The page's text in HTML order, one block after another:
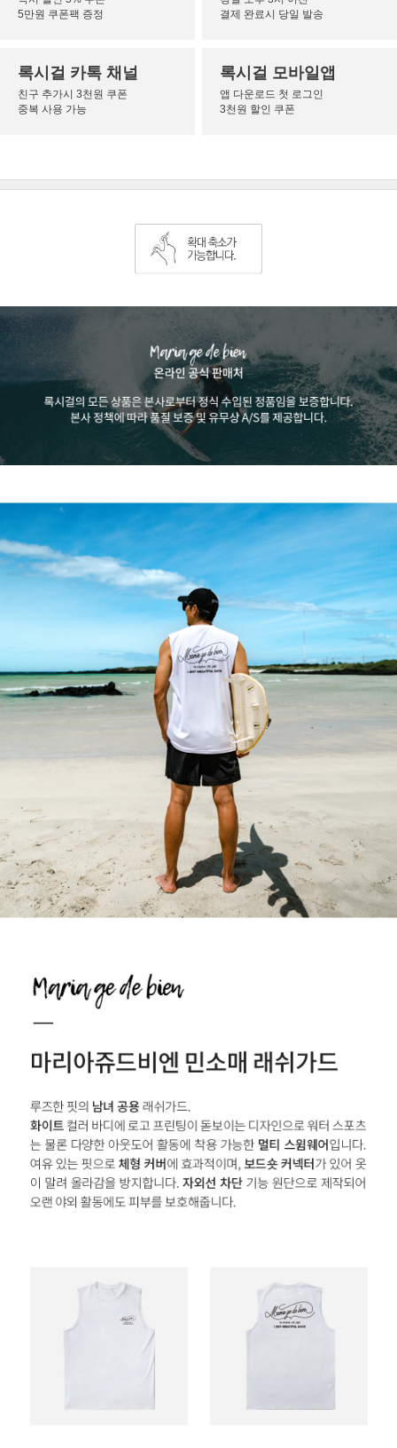
5만원 쿠폰팩 증정
결제 완료시 당일 발송
록시걸 카톡 채널
친구 추가시 3천원 쿠폰
중복 사용 가능
록시걸 모바일앱
앱 다운로드 첫 로그인
3천원 할인 쿠폰